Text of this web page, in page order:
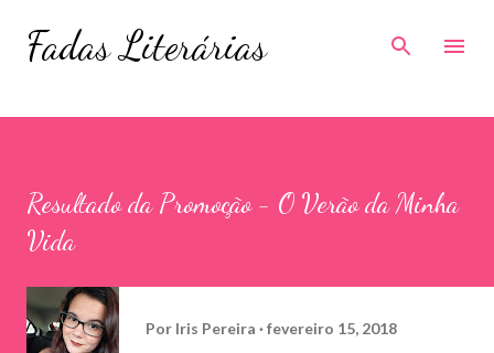
Pular para o conteúdo principal
Fadas Literárias
Resultado da Promoção - O Verão da Minha
Vida
Por Iris Pereira fevereiro 15, 2018